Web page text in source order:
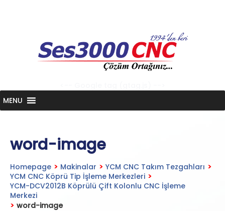
content
MENU
word-image
Homepage > Makinalar > YCM CNC Takım Tezgahları >
YCM CNC Köprü Tip İşleme Merkezleri >
YCM-DCV2012B Köprülü Çift Kolonlu CNC İşleme
Merkezi
> word-image